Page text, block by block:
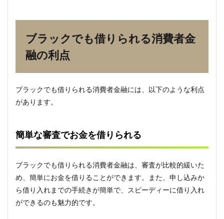
借り
やす
い条
を受
けら
ブラ
ック
借り
られ
るチ
ャン
スが
ブラックでも借りられる消費者金
融の利点
ブラックでも借りられる消費者金融には、以下のような利点
があります。
簡単な審査でお金を借りられる
ブラックでも借りられる消費者金融は、審査が比較的緩いた
め、簡単にお金を借りることができます。また、申し込みか
ら借り入れまでの手続きが簡単で、スピーディーに借り入れ
ができるのも魅力的です。